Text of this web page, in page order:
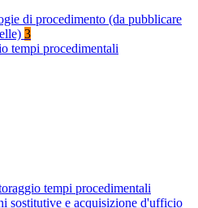
di procedimento (da pubblicare
3
tempi procedimentali
tempi procedimentali
sostitutive e acquisizione d'ufficio